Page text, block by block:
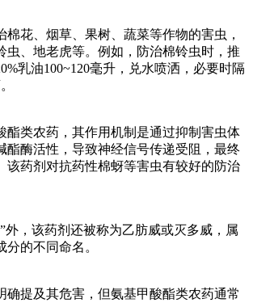
棉花、烟草、果树、蔬菜等作物的害虫，
虫、地老虎等。例如，防治棉铃虫时，推
乳油100~120毫升，兑水喷洒，必要时隔
酯类农药，其作用机制是通过抑制害虫体
酯酶活性，导致神经信号传递受阻，最终
该药剂对抗药性棉蚜等害虫有较好的防治
外，该药剂还被称为乙肪威或灭多威，属
分的不同命名。
确提及其危害，但氨基甲酸酯类农药通常